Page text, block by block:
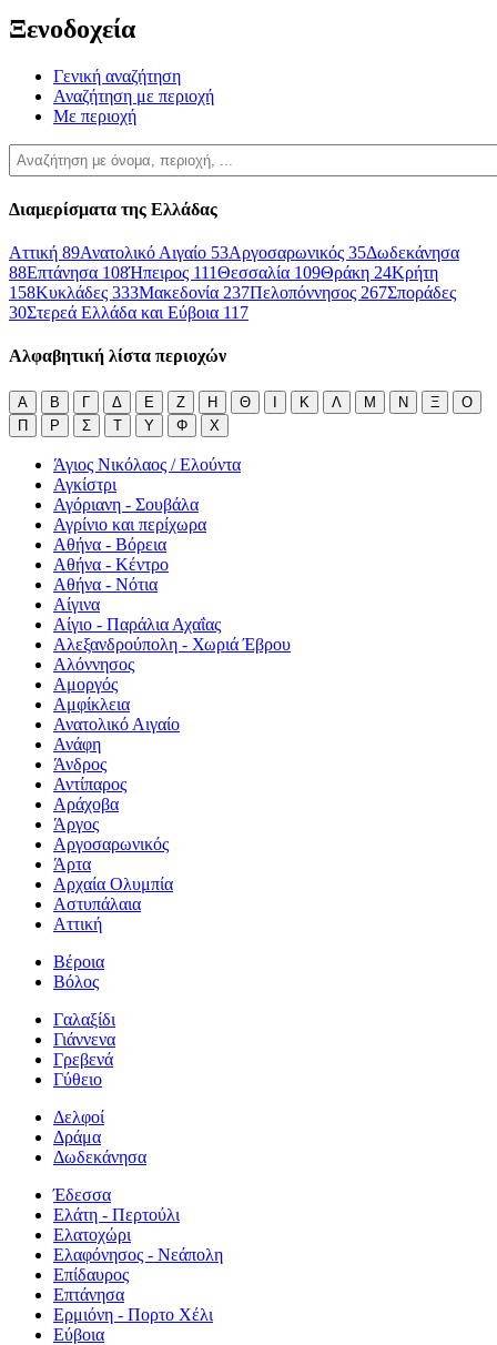
Ξενοδοχεία
Γενική αναζήτηση
Αναζήτηση με περιοχή
Με περιοχή
Διαμερίσματα της Ελλάδας
Αττική 89Ανατολικό Αιγαίο 53Αργοσαρωνικός 35Δωδεκάνησα
88Επτάνησα 108Ήπειρος 111Θεσσαλία 109Θράκη 24Κρήτη
158Κυκλάδες 333Μακεδονία 237Πελοπόννησος 267Σποράδες
30Στερεά Ελλάδα και Εύβοια 117
Αλφαβητική λίστα περιοχών
Α Β Γ Δ Ε Ζ Η Θ Ι Κ Λ Μ Ν Ξ
Ο
Π
Ρ Σ Τ Υ Φ Χ
Άγιος Νικόλαος / Ελούντα
Αγκίστρι
Αγόριανη - Σουβάλα
Αγρίνιο και περίχωρα
Αθήνα - Βόρεια
Αθήνα - Κέντρο
Αθήνα - Νότια
Αίγινα
Αίγιο - Παράλια Αχαΐας
Αλεξανδρούπολη - Χωριά Έβρου
Αλόννησος
Αμοργός
Αμφίκλεια
Ανατολικό Αιγαίο
Ανάφη
Άνδρος
Αντίπαρος
Αράχοβα
Άργος
Αργοσαρωνικός
Άρτα
Αρχαία Ολυμπία
Αστυπάλαια
Αττική
Βέροια
Βόλος
Γαλαξίδι
Γιάννενα
Γρεβενά
Γύθειο
Δελφοί
Δράμα
Δωδεκάνησα
Έδεσσα
Ελάτη - Περτούλι
Ελατοχώρι
Ελαφόνησος - Νεάπολη
Επίδαυρος
Επτάνησα
Ερμιόνη - Πορτο Χέλι
Εύβοια